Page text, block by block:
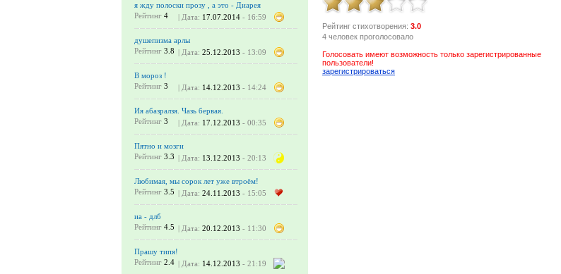
я жду полоски прозу , а это - Диарея
Рейтинг 4 | Дата: 17.07.2014 - 16:59
душепизма арлы
Рейтинг 3.8 | Дата: 25.12.2013 - 13:09
В мороз !
Рейтинг 3 | Дата: 14.12.2013 - 14:24
Ия абазралзя. Чазь бервая.
Рейтинг 3 | Дата: 17.12.2013 - 00:35
Пятно и мозги
Рейтинг 3.3 | Дата: 13.12.2013 - 20:13
Любимая, мы сорок лет уже втроём!
Рейтинг 3.5 | Дата: 24.11.2013 - 15:05
иа - длб
Рейтинг 4.5 | Дата: 20.12.2013 - 11:30
Прашу типя!
Рейтинг 2.4 | Дата: 14.12.2013 - 21:19
Рейтинг стихотворения: 3.0
4 человек проголосовало
Голосовать имеют возможность только зарегистрированные
пользователи!
зарегистрироваться